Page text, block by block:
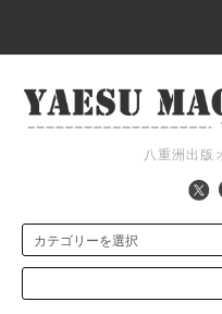
八重洲出版